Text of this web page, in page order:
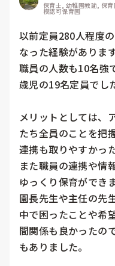
保育士, 幼稚園教諭, 保
模認可保育園
以前定員280人程度
なった経験があります
職員の人数も10名強
歳児の19名定員でし
メリットとしては、
たち全員のことを把
連携も取りやすかった
また職員の連携や情
ゆっくり保育ができ
園長先生や主任の先
中で困ったことや希
間関係も良かったの
もありました。